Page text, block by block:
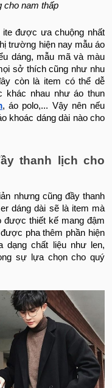
cho nam thấp
ite được ưa chuộng nhất
trường hiện nay mẫu áo
dáng, mẫu mã và màu
sở thích cũng như nhu
còn là item có thể dễ
khác nhau như áo thun
, áo polo,... Vậy nên nếu
khoác dáng dài nào cho
thanh lịch cho
nhưng cũng đầy thanh
dáng dài sẽ là item mà
được thiết kế mang đậm
pha thêm phần hiện
dạng chất liệu như len,
sự lựa chọn cho quý